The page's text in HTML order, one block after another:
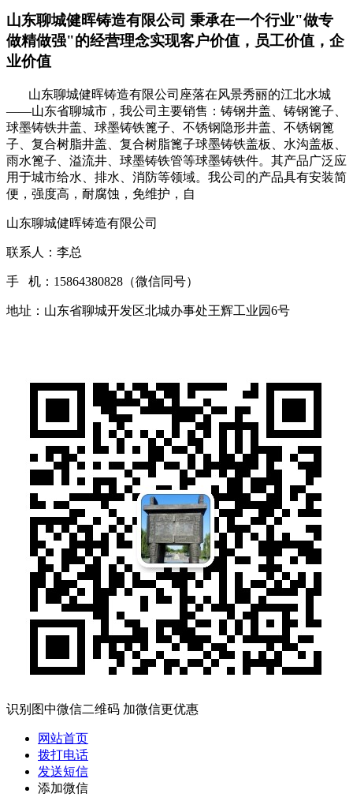
山东聊城健晖铸造有限公司 秉承在一个行业"做专
做精做强"的经营理念实现客户价值，员工价值，企
业价值
山东聊城健晖铸造有限公司座落在风景秀丽的江北水城
——山东省聊城市，我公司主要销售：铸钢井盖、铸钢篦子、
球墨铸铁井盖、球墨铸铁篦子、不锈钢隐形井盖、不锈钢篦
子、复合树脂井盖、复合树脂篦子球墨铸铁盖板、水沟盖板、
雨水篦子、溢流井、球墨铸铁管等球墨铸铁件。其产品广泛应
用于城市给水、排水、消防等领域。我公司的产品具有安装简
便，强度高，耐腐蚀，免维护，自
山东聊城健晖铸造有限公司
联系人：李总
手 机：15864380828（微信同号）
地址：山东省聊城开发区北城办事处王辉工业园6号
识别图中微信二维码 加微信更优惠
网站首页
拨打电话
发送短信
添加微信